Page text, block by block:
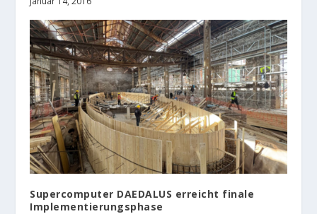
Supercomputer DAEDALUS erreicht finale
Implementierungsphase